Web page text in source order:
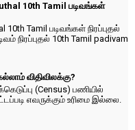
10th Tamil படிவங்கள்
10th Tamil படிவங்கள் நிரப்புதல்
நிரப்புதல் 10th Tamil padivam
விதிவிலக்கு?
(Census) பணியில்
எவருக்கும் உரிமை இல்லை.